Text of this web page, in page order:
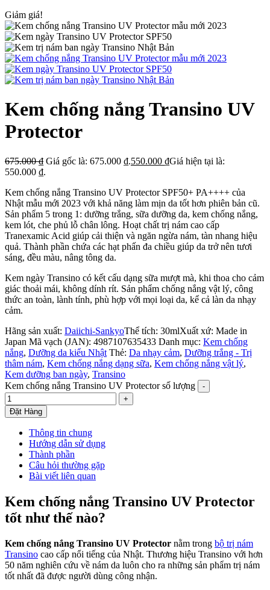
Giảm giá!
Kem chống nắng Transino UV
Protector
675.000₫ Giá gốc là: 675.000 ₫.550.000 ₫Giá hiện tại là:
550.000 ₫.
Kem chống nắng Transino UV Protector SPF50+ PA++++ của
Nhật mẫu mới 2023 với khả năng làm mịn da tốt hơn phiên bản cũ.
Sản phẩm 5 trong 1: dưỡng trắng, sữa dưỡng da, kem chống nắng,
kem lót, che phủ lỗ chân lông. Hoạt chất trị nám cao cấp
Tranexamic Acid giúp cải thiện và ngăn ngừa nám, tàn nhang hiệu
quả. Thành phần chứa các hạt phấn đa chiều giúp da trở nên tươi
sáng, đều màu, nâng tông da.
Kem ngày Transino có kết cấu dạng sữa mượt mà, khi thoa cho cảm
giác thoải mái, không dính rít. Sản phẩm chống nắng vật lý, công
thức an toàn, lành tính, phù hợp với mọi loại da, kể cả làn da nhạy
cảm.
Hãng sản xuất: Daiichi-SankyoThể tích: 30mlXuất xứ: Made in
Japan Mã vạch (JAN): 4987107635433 Danh mục: Kem chống
nắng, Dưỡng da kiểu Nhật Thẻ: Da nhạy cảm, Dưỡng trắng - Trị
thâm nám, Kem chống nắng dạng sữa, Kem chống nắng vật lý,
Kem dưỡng ban ngày, Transino
Kem chống nắng Transino UV Protector số lượng
Đặt Hàng
Thông tin chung
Hướng dẫn sử dụng
Thành phần
Câu hỏi thường gặp
Bài viết liên quan
Kem chống nắng Transino UV Protector
tốt như thế nào?
Kem chống nắng Transino UV Protector nằm trong bộ trị nám
Transino cao cấp nổi tiếng của Nhật. Thương hiệu Transino với hơn
50 năm nghiên cứu về nám da luôn cho ra những sản phẩm trị nám
tốt nhất đã được người dùng công nhận.